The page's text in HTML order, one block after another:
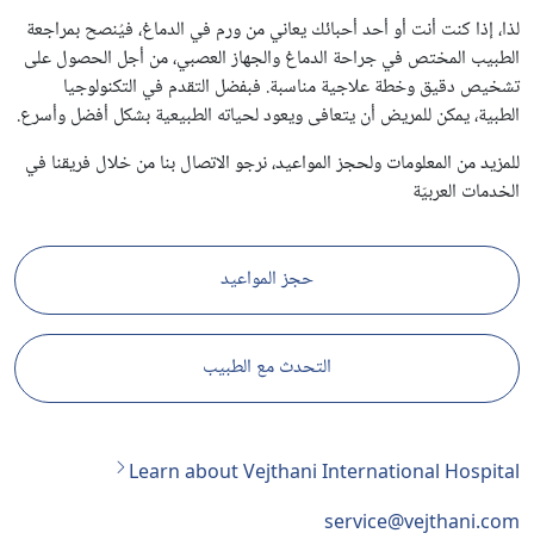
لذا، إذا كنت أنت أو أحد أحبائك يعاني من ورم في الدماغ، فيُنصح بمراجعة
الطبيب المختص في جراحة الدماغ والجهاز العصبي، من أجل الحصول على
تشخيص دقيق وخطة علاجية مناسبة. فبفضل التقدم في التكنولوجيا
الطبية، يمكن للمريض أن يتعافى ويعود لحياته الطبيعية بشكل أفضل وأسرع.
للمزيد من المعلومات ولحجز المواعيد، نرجو الاتصال بنا من خلال فريقنا في
الخدمات العربيّة
حجز المواعيد
التحدث مع الطبيب
Learn about Vejthani International Hospital
service@vejthani.com